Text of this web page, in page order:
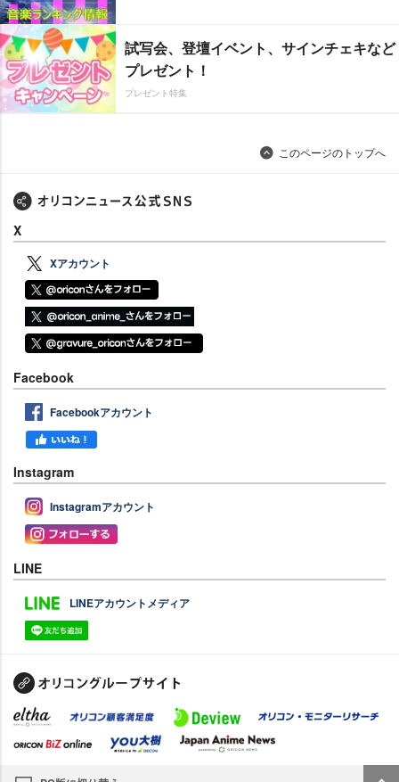
試写会、登壇イベント、サインチェキなど
プレゼント！
プレゼント特集
このページのトップへ
X
Xアカウント
Facebook
Facebookアカウント
Instagram
Instagramアカウント
LINE
LINEアカウントメディア